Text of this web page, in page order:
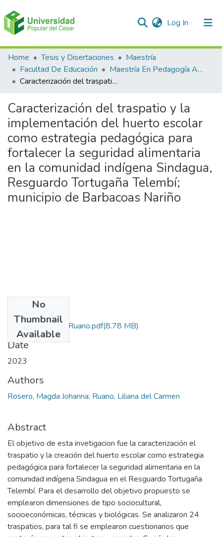
Log In (current)
Communities & Collections
All of DSpace
Home Tesis y Disertaciones
Maestría
Facultad De Educación
Maestría En Pedagogía Ambiental Para El desarrollo Sostenible
Caracterización del traspatio y la implementación del huerto escolar como estrategia pedagógica para fortalecer la seguridad alimentaria en la comunidad indígena Sindagua, Resguardo Tortugaña Telembí; municipio de Barbacoas Nariño
Caracterización del traspatio y la
implementación del huerto escolar
como estrategia pedagógica para
fortalecer la seguridad alimentaria
en la comunidad indígena Sindagua,
Resguardo Tortugaña Telembí;
municipio de Barbacoas Nariño
No
Thumbnail
Available
Tesis Final Liliana Ruano.pdf(8.78 MB)
Date
2023
Authors
Rosero, Magda Johanna; Ruano, Liliana del Carmen
Abstract
El objetivo de esta invetigacion fue la caracterización el
traspatio y la creación del huerto escolar como estrategia
pedagógica para fortalecer la seguridad alimentaria en la
comunidad indígena Sindagua en el Resguardo Tortugaña
Telembí. Para el desarrollo del objetivo propuesto se
emplearon dimensiones de tipo sociocultural,
socioeconómicas, técnicas y biológicas. Se analizaron 24
traspatios, para tal fi se emplearon cuestionarios que